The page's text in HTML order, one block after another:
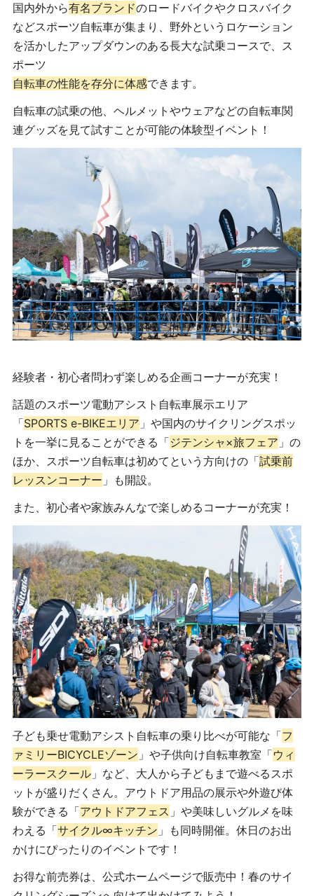
国内外から有名ブランドのロードバイクやクロスバイク
などスポーツ自転車が集まり、野外というロケーション
を活かしたアップダウンのある⾧大な試乗コースで、ス
ポーツ
自転車の性能を存分に体感できます。
自転車の試乗の他、ヘルメットやウェアなどの自転車関
連グッズを見て試すことが可能の体験型イベント！
経験者・初心者問わず楽しめる企画コーナーが充実！
話題のスポーツ電動アシスト自転車展示エリア
「SPORTS e-BIKEエリア 」や国内のサイクリングスポッ
トを一挙に見ることができる「ジテンシャ×旅フェア 」の
ほか、スポーツ自転車は初めてという方向けの「試乗前
レッスンコーナー 」も開設。
また、初心者や家族みんなで楽しめるコーナーが充実！
子ども乗せ電動アシスト自転車の乗り比べが可能な「フ
ァミリーBICYCLEゾーン 」や子供向け自転車教室「ウィ
ーラースクール」など、大人から子どもまで遊べるスポ
ットが盛りだくさん。アウトドア用品の展示や外遊び体
験ができる「アウトドアフェス 」や美味しいグルメを味
わえる「サイクル∞キッチン 」も同時開催。休日のお出
かけにぴったりのイベントです！
お得な前売券は、公式ホームページで販売中！春のサイ